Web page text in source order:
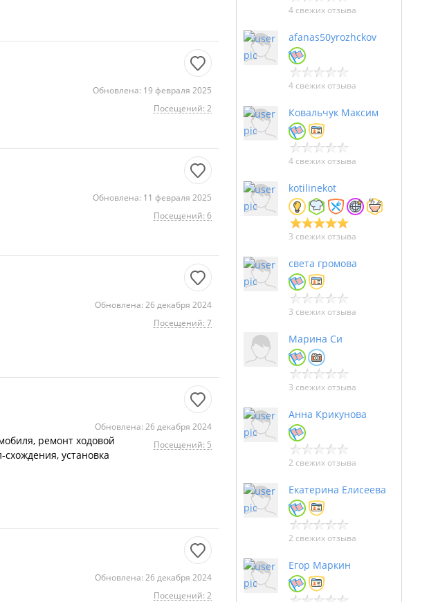
Обновлена: 19 февраля 2025
Посещений: 2
Обновлена: 11 февраля 2025
Посещений: 6
Обновлена: 26 декабря 2024
Посещений: 7
Обновлена: 26 декабря 2024
Посещений: 5
ремонт ходовой
установка
Обновлена: 26 декабря 2024
Посещений: 2
4 свежих отзыва
afanas50yrozhckov
4 свежих отзыва
Ковальчук Максим
4 свежих отзыва
kotilinekot
3 свежих отзыва
света громова
3 свежих отзыва
Марина Си
3 свежих отзыва
Анна Крикунова
2 свежих отзыва
Екатерина Елисеева
2 свежих отзыва
Егор Маркин